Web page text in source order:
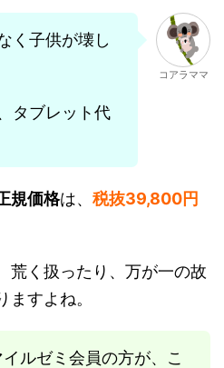
く子供が壊し
タブレット代
コアラママ
規価格は、 税抜39,800円
荒く扱ったり、万が一の故
ますよね。
ルゼミ会員の方が、こ